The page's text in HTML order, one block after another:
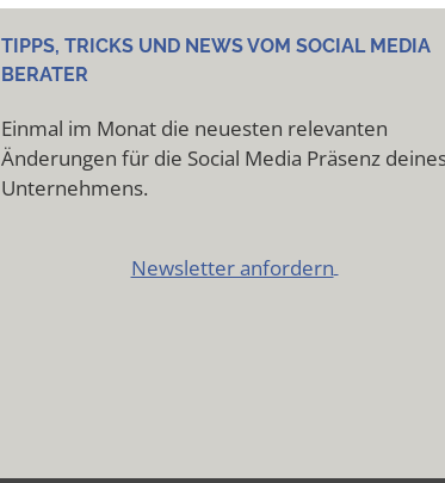
TIPPS, TRICKS UND NEWS VOM SOCIAL MEDIA
BERATER
Einmal im Monat die neuesten relevanten
Änderungen für die Social Media Präsenz
Unternehmens.
Newsletter anfordern